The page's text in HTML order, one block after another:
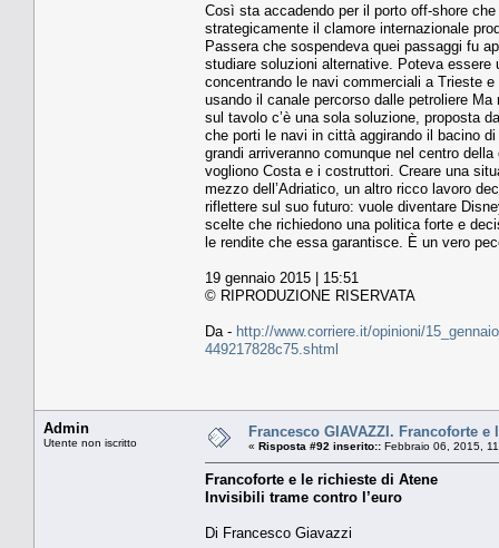
Così sta accadendo per il porto off-shore
strategicamente il clamore internazionale
Passera che sospendeva quei passaggi fu
studiare soluzioni alternative. Poteva essere
concentrando le navi commerciali a Trieste
usando il canale percorso dalle petroliere
sul tavolo c’è una sola soluzione, proposta
che porti le navi in città aggirando il bacino
grandi arriveranno comunque nel centro
vogliono Costa e i costruttori. Creare una
mezzo dell’Adriatico, un altro ricco lavoro
riflettere sul suo futuro: vuole diventare
scelte che richiedono una politica forte e
le rendite che essa garantisce. È un vero
19 gennaio 2015 | 15:51
© RIPRODUZIONE RISERVATA
Da - http://www.corriere.it/opinioni/
449217828c75.shtml
Admin
Utente non iscritto
Francesco GIAVAZZI. Francoforte
« Risposta #92 inserito:: Febbraio 06, 2015,
Francoforte e le richieste di Atene
Invisibili trame contro l’euro
Di Francesco Giavazzi